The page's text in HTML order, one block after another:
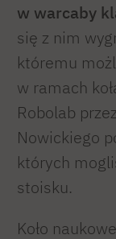
w warcaby
się z nim
któremu
w ramach
Robolab
Nowickiego
których
stoisku.
Koło